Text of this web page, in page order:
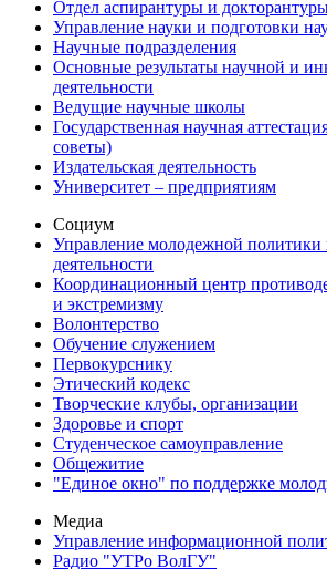
Отдел аспирантуры и
Управление науки и подготовки
Научные подразделения
Основные результаты научной и
деятельности
Ведущие научные школы
Государственная научная
советы)
Издательская деятельность
Университет – предприятиям
Социум
Управление молодежной политики
деятельности
Координационный центр
и экстремизму
Волонтерство
Обучение служением
Первокурснику
Этический кодекс
Творческие клубы, организации
Здоровье и спорт
Студенческое самоуправление
Общежитие
"Единое окно" по поддержке
Медиа
Управление информационной
Радио "УТРо ВолГУ"